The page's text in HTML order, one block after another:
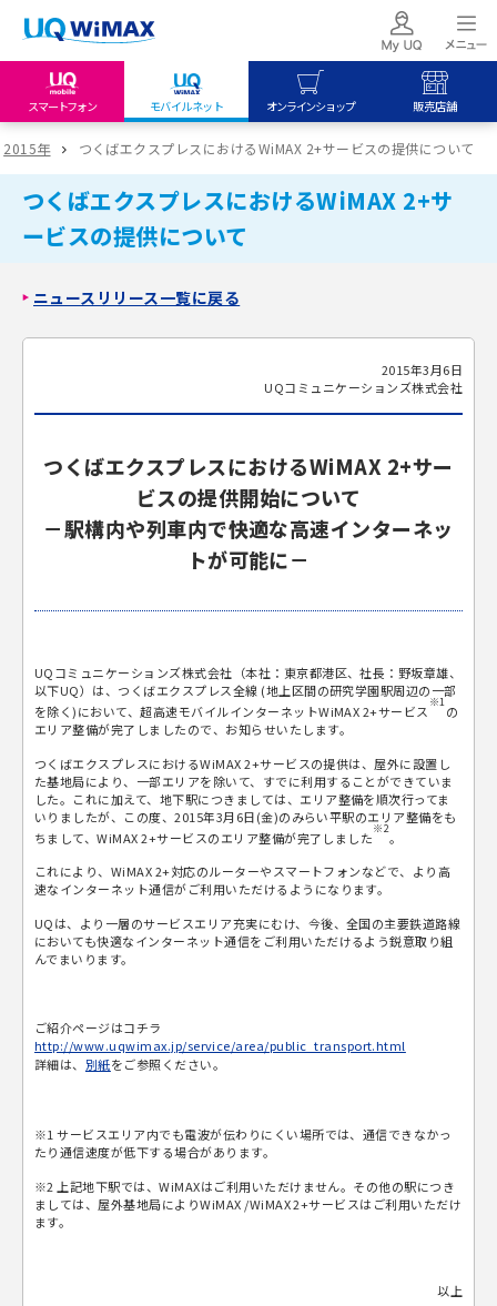
スマートフォン モバイルネット オンラインショップ 販売店舗
my UQ WiMAX
UQ WiMAX ご契約の方
My UQ mobile
UQ mobile ご契約の方
UQ mobile
UQ mobile
オンラインショップ
UQ WiMAX
オンラインショップ
UQ mobile
販売店舗
UQ WiMAX
販売店舗
2015年 つくばエクスプレスにおけるWiMAX 2+サービスの提供について
つくばエクスプレスにおけるWiMAX 2+サ
ービスの提供について
ニュースリリース一覧に戻る
2015年3月6日
UQコミュニケーションズ株式会社
つくばエクスプレスにおけるWiMAX 2+サー
ビスの提供開始について
－駅構内や列車内で快適な高速インターネッ
トが可能に－
UQコミュニケーションズ株式会社（本社：東京都港区、社長：野坂章雄、
以下UQ）は、つくばエクスプレス全線 (地上区間の研究学園駅周辺の一部
を除く)において、超高速モバイルインターネットWiMAX 2+サービス
※1
の
エリア整備が完了しましたので、お知らせいたします。
つくばエクスプレスにおけるWiMAX 2+サービスの提供は、屋外に設置し
た基地局により、一部エリアを除いて、すでに利用することができていま
した。これに加えて、地下駅につきましては、エリア整備を順次行ってま
いりましたが、この度、2015年3月6日(金)のみらい平駅のエリア整備をも
ちまして、WiMAX 2+サービスのエリア整備が完了しました
※2
。
これにより、WiMAX 2+対応のルーターやスマートフォンなどで、より高
速なインターネット通信がご利用いただけるようになります。
UQは、より一層のサービスエリア充実にむけ、今後、全国の主要鉄道路線
においても快適なインターネット通信をご利用いただけるよう鋭意取り組
んでまいります。
ご紹介ページはコチラ
http://www.uqwimax.jp/service/area/public_transport.html
詳細は、 別紙をご参照ください。
※1 サービスエリア内でも電波が伝わりにくい場所では、通信できなかっ
たり通信速度が低下する場合があります。
※2 上記地下駅では、WiMAXはご利用いただけません。その他の駅につき
ましては、屋外基地局によりWiMAX /WiMAX 2+サービスはご利用いただけ
ます。
以上